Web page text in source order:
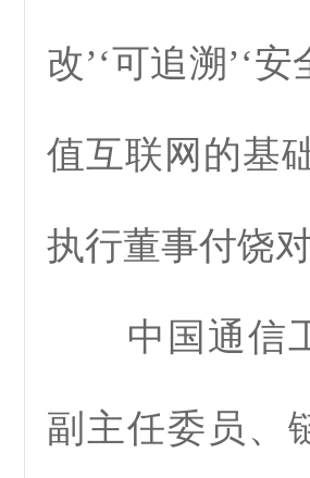
改’‘可追溯’‘
值互联网的基
执行董事付饶
中国通信工
副主任委员、